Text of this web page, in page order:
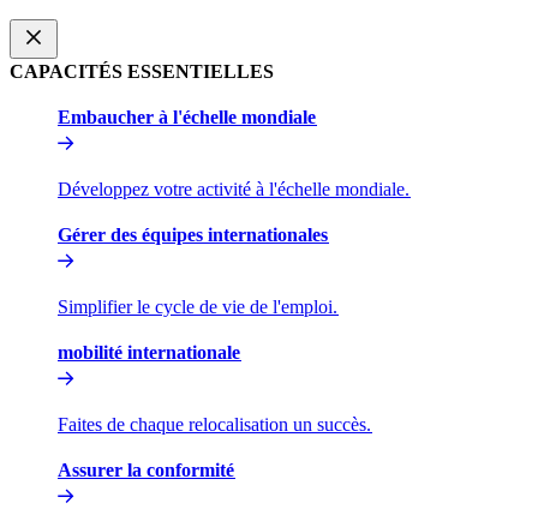
CAPACITÉS ESSENTIELLES​​
Embaucher à l'échelle mondiale​​
Développez votre activité à l'échelle mondiale.​​
Gérer des équipes internationales​​
Simplifier le cycle de vie de l'emploi.​​
mobilité internationale​​
Faites de chaque relocalisation un succès.​​
Assurer la conformité​​